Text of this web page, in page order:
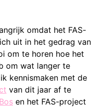
omdat het FAS-
uit in het gedrag van
om te horen hoe het
om wat langer te
kennismaken met de
van dit jaar af te
en het FAS-project